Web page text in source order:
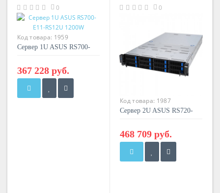
0
Код товара: 1959
Сервер 1U ASUS RS700-
367 228 руб.
0
Код товара: 1987
Сервер 2U ASUS RS720-
468 709 руб.